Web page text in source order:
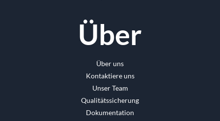
Über
Über uns
Kontaktiere uns
Unser Team
Qualitätssicherung
Dokumentation